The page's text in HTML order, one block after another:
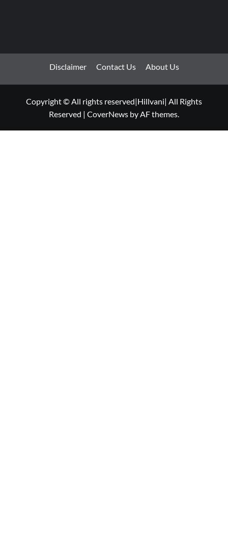
Disclaimer Contact Us About Us
Copyright © All rights reserved|Hillvani| All Rights
Reserved | CoverNews by AF themes.